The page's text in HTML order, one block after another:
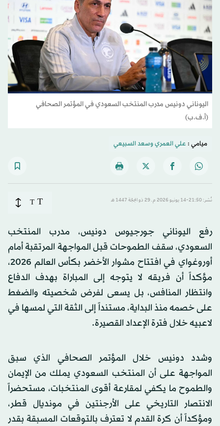
اليوناني دونيس مدرب المنتخب السعودي في المؤتمر الصحافي
(أ.ف.ب)
ميامي : علي العمريوسعد السبيعي
نُشر: 21:50-14 يونيو 2026 م ـ 29 ذو الحِجّة 1447 هـ T
T
رفع اليوناني جورجيوس دونيس، مدرب المنتخب
السعودي، سقف الطموحات قبل المواجهة المرتقبة أمام
أوروغواي في افتتاح مشوار الأخضر بكأس العالم 2026،
مؤكداً أن فريقه لا يتوجه إلى المباراة بهدف الدفاع
وانتظار المنافس، بل يسعى لفرض شخصيته والضغط
على خصمه منذ البداية، مستنداً إلى الثقة التي لمسها في
لاعبيه خلال فترة الإعداد القصيرة.
وشدد دونيس خلال المؤتمر الصحافي الذي سبق
المواجهة على أن المنتخب السعودي يملك من الإيمان
والطموح ما يكفي لمقارعة أقوى المنتخبات، مستحضراً
الانتصار التاريخي على الأرجنتين في مونديال قطر،
ومؤكداً أن كرة القدم لا تعترف بالتوقعات المسبقة بقدر